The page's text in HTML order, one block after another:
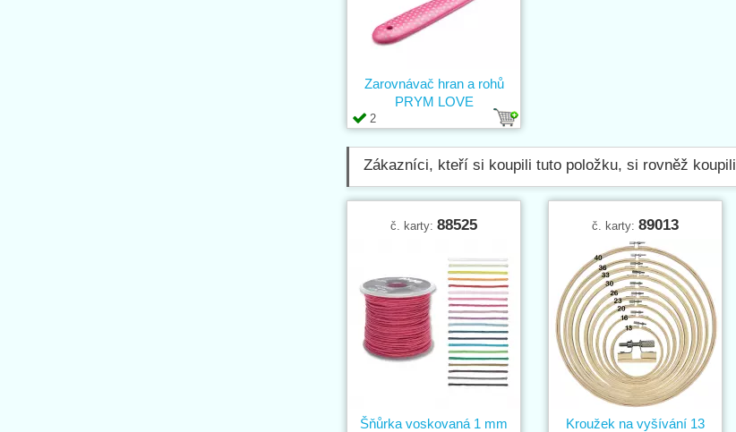
2
Zarovnávač hran a rohů
PRYM LOVE
Zákazníci, kteří si koupili tuto položku, si rovněž koupili
č. karty: 88525
Šňůrka voskovaná 1 mm
č. karty: 89013
Kroužek na vyšívání 13